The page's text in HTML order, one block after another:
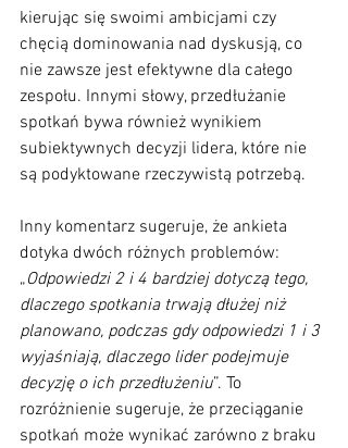
kierując się swoimi ambicjami czy
chęcią dominowania nad dyskusją, co
nie zawsze jest efektywne dla całego
zespołu. Innymi słowy, przedłużanie
spotkań bywa również wynikiem
subiektywnych decyzji lidera, które nie
są podyktowane rzeczywistą potrzebą.
Inny komentarz sugeruje, że ankieta
dotyka dwóch różnych problemów:
„Odpowiedzi 2 i 4 bardziej dotyczą tego,
dlaczego spotkania trwają dłużej niż
planowano, podczas gdy odpowiedzi 1 i 3
wyjaśniają, dlaczego lider podejmuje
decyzję o ich przedłużeniu”. To
rozróżnienie sugeruje, że przeciąganie
spotkań może wynikać zarówno z braku